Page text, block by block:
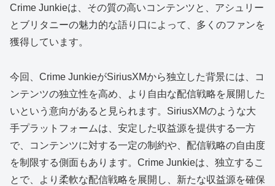
Crime Junkieは、その質の高いコンテンツと、アシュリー
とブリタニーの魅力的な語り口によって、多くのファンを
獲得しています。
今回、Crime JunkieがSiriusXMから独立した背景には、コ
ンテンツの独立性を高め、より自由な配信戦略を展開した
いという意向があると見られます。SiriusXMのような大
手プラットフォームは、安定した収益源を提供する一方
で、コンテンツに対する一定の制約や、配信戦略の自由度
を制限する側面もあります。Crime Junkieは、独立するこ
とで、より柔軟な配信戦略を展開し、新たな収益源を確保